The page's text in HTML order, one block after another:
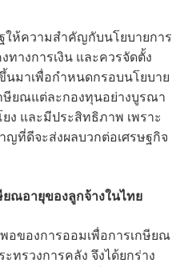
ให้ความสำคัญกับนโยบายการ
างการเงิน และควรจัดตั้ง
มาเพื่อกำหนดกรอบนโยบาย
ษียณแต่ละกองทุนอย่างบูรณา
ง และมีประสิทธิภาพ เพราะ
ญที่ดีจะส่งผลบวกต่อเศรษฐกิจ
ยณอายุของลูกจ้างในไทย
อของการออมเพื่อการเกษียณ
ทรวงการคลัง จึงได้ยกร่าง